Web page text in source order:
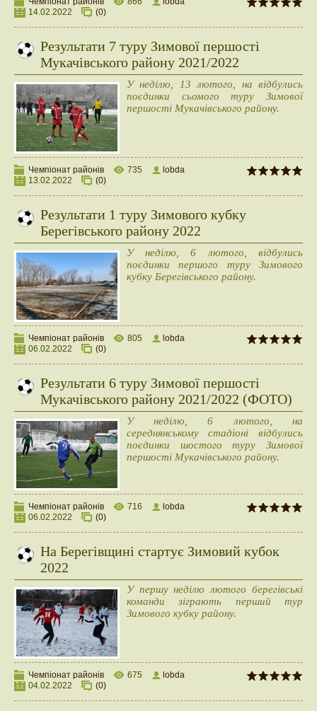
14.02.2022
(0)
Результати 7 туру Зимової першості
Мукачівського району 2021/2022
У неділю, 13 лютого, на відбулись
поєдинки сьомого туру Зимової
першості Мукачівського району.
Чемпіонат районів 735
lobda
13.02.2022
(0)
Результати 1 туру Зимового кубку
Берегівського району 2022
У неділю, 6 лютого, відбулись
поєдинки першого туру Зимового
кубку Берегівського району.
Чемпіонат районів 805
lobda
06.02.2022
(0)
Результати 6 туру Зимової першості
Мукачівського району 2021/2022 (ФОТО)
У неділю, 6 лютого, на
середнянському стадіоні відбулись
поєдинки шостого туру Зимової
першості Мукачівського району.
Чемпіонат районів 716
lobda
06.02.2022
(0)
На Берегівщині стартує Зимовий кубок
2022
У першу неділю лютого берегівські
команди зіграють перший тур
Зимового кубку району.
Чемпіонат районів 675
lobda
04.02.2022
(0)